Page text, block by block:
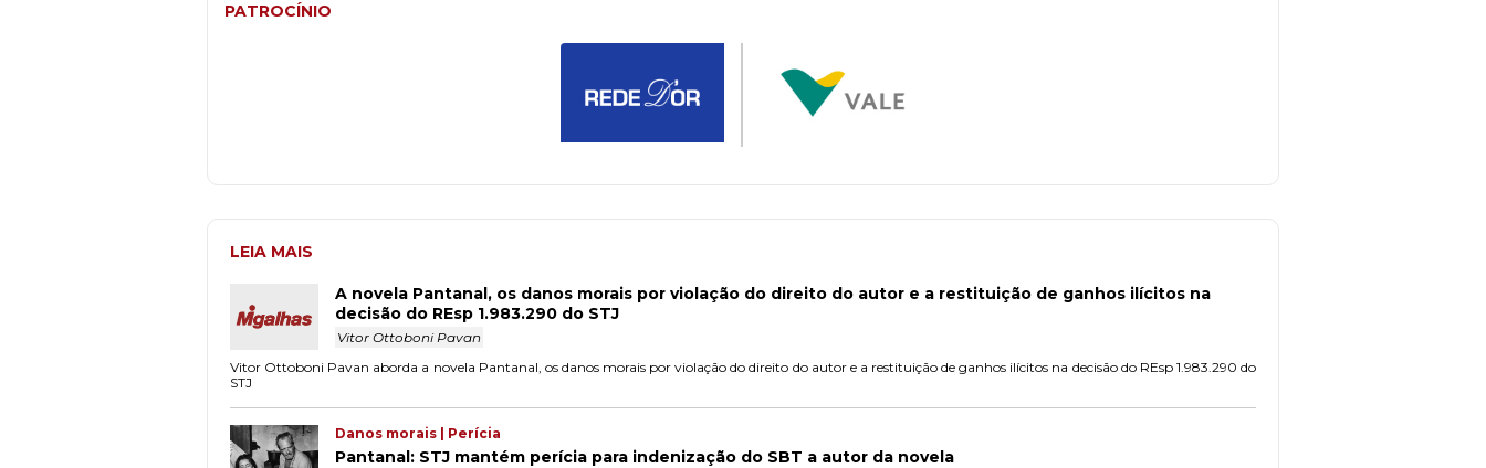
PATROCÍNIO
LEIA MAIS
A novela Pantanal, os danos morais por violação do direito do autor e a restituição de ganhos ilícitos na
decisão do REsp 1.983.290 do STJ
Vitor Ottoboni Pavan
Vitor Ottoboni Pavan aborda a novela Pantanal, os danos morais por violação do direito do autor e a restituição de ganhos ilícitos na decisão do REsp 1.983.290 do
STJ
Danos morais | Perícia
Pantanal: STJ mantém perícia para indenização do SBT a autor da novela